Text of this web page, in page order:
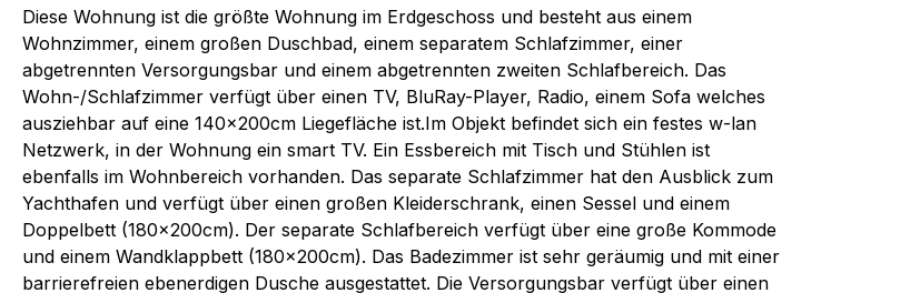
Diese Wohnung ist die größte Wohnung im Erdgeschoss und besteht aus einem
Wohnzimmer, einem großen Duschbad, einem separatem Schlafzimmer, einer
abgetrennten Versorgungsbar und einem abgetrennten zweiten Schlafbereich. Das
Wohn-/Schlafzimmer verfügt über einen TV, BluRay-Player, Radio, einem Sofa welches
ausziehbar auf eine 140x200cm Liegefläche ist.Im Objekt befindet sich ein festes w-lan
Netzwerk, in der Wohnung ein smart TV. Ein Essbereich mit Tisch und Stühlen ist
ebenfalls im Wohnbereich vorhanden. Das separate Schlafzimmer hat den Ausblick zum
Yachthafen und verfügt über einen großen Kleiderschrank, einen Sessel und einem
Doppelbett (180x200cm). Der separate Schlafbereich verfügt über eine große Kommode
und einem Wandklappbett (180x200cm). Das Badezimmer ist sehr geräumig und mit einer
barrierefreien ebenerdigen Dusche ausgestattet. Die Versorgungsbar verfügt über einen